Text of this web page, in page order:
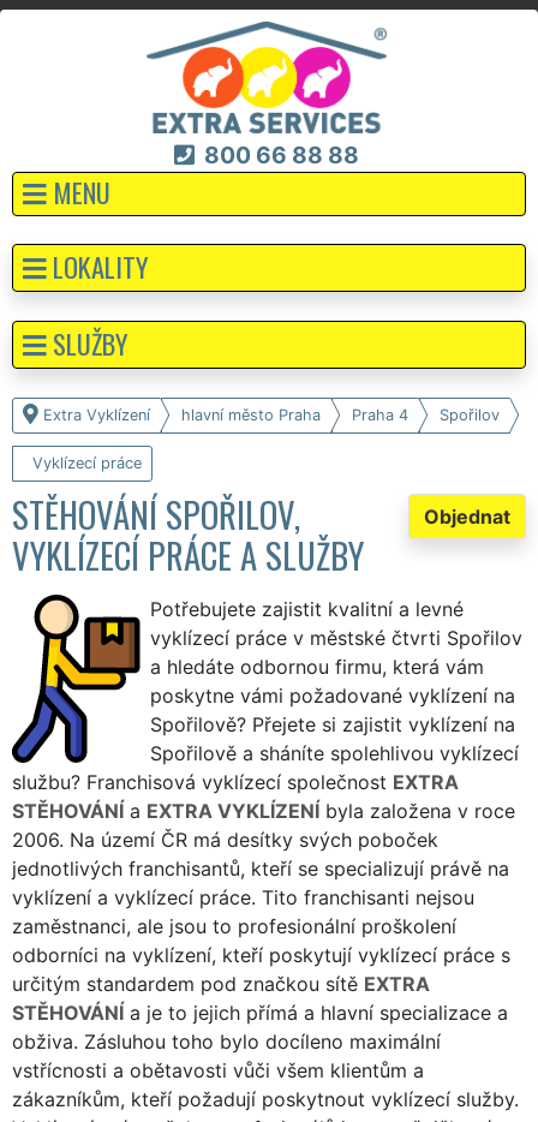
800 66 88 88
MENU
Extra Vyklízení hlavní město Praha Praha 4 Spořilov
Vyklízecí práce
Objednat
STĚHOVÁNÍ SPOŘILOV,
VYKLÍZECÍ PRÁCE A SLUŽBY
Potřebujete zajistit kvalitní a levné
vyklízecí práce v městské čtvrti Spořilov
a hledáte odbornou firmu, která vám
poskytne vámi požadované vyklízení na
Spořilově? Přejete si zajistit vyklízení na
Spořilově a sháníte spolehlivou vyklízecí
službu? Franchisová vyklízecí společnost EXTRA
STĚHOVÁNÍ a EXTRA VYKLÍZENÍ byla založena v roce
2006. Na území ČR má desítky svých poboček
jednotlivých franchisantů, kteří se specializují právě na
vyklízení a vyklízecí práce. Tito franchisanti nejsou
zaměstnanci, ale jsou to profesionální proškolení
odborníci na vyklízení, kteří poskytují vyklízecí práce s
určitým standardem pod značkou sítě EXTRA
STĚHOVÁNÍ a je to jejich přímá a hlavní specializace a
obživa. Zásluhou toho bylo docíleno maximální
vstřícnosti a obětavosti vůči všem klientům a
zákazníkům, kteří požadují poskytnout vyklízecí služby.
LOKALITY
SLUŽBY